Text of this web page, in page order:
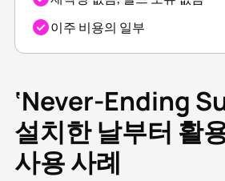
이주 비용의 일부
‘Never-Ending
설치한 날부터 활
사용 사례